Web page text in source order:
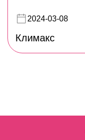
2024-03-08
Климакс